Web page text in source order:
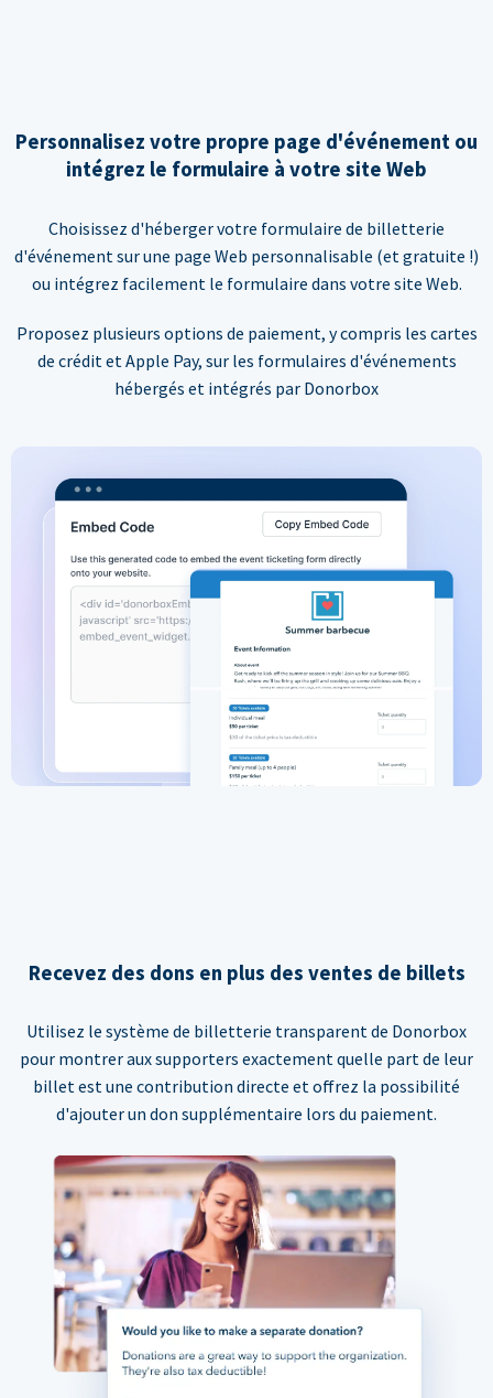
Personnalisez votre propre page d'événement ou
intégrez le formulaire à votre site Web
Choisissez d'héberger votre formulaire de billetterie
d'événement sur une page Web personnalisable (et gratuite !)
ou intégrez facilement le formulaire dans votre site Web.
Proposez plusieurs options de paiement, y compris les cartes
de crédit et Apple Pay, sur les formulaires d'événements
hébergés et intégrés par Donorbox
Recevez des dons en plus des ventes de billets
Utilisez le système de billetterie transparent de Donorbox
pour montrer aux supporters exactement quelle part de leur
billet est une contribution directe et offrez la possibilité
d'ajouter un don supplémentaire lors du paiement.